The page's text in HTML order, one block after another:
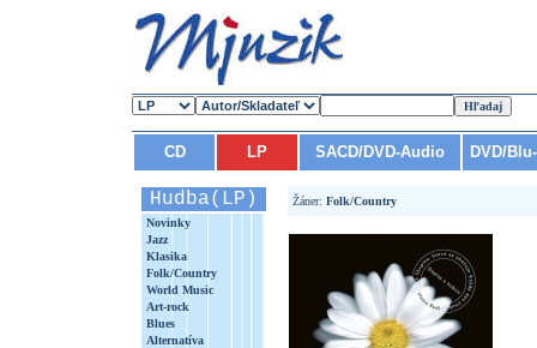
CD LP SACD/DVD-Audio DVD/
Hudba(LP)
Novinky
Jazz
Klasika
Folk/Country
World Music
Art-rock
Blues
Alternatíva
Žáner: Folk/Country